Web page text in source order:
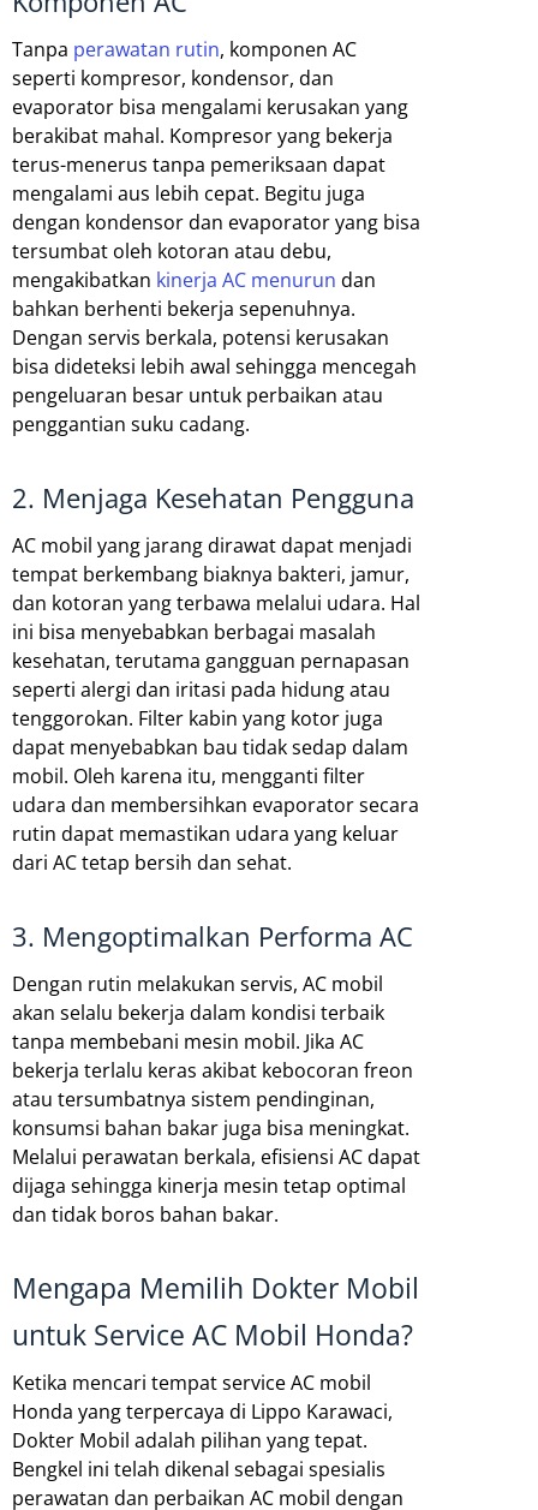
Tanpa perawatan rutin, komponen AC
seperti kompresor, kondensor, dan
evaporator bisa mengalami kerusakan yang
berakibat mahal. Kompresor yang bekerja
terus-menerus tanpa pemeriksaan dapat
mengalami aus lebih cepat. Begitu juga
dengan kondensor dan evaporator yang bisa
tersumbat oleh kotoran atau debu,
mengakibatkan kinerja AC menurun dan
bahkan berhenti bekerja sepenuhnya.
Dengan servis berkala, potensi kerusakan
bisa dideteksi lebih awal sehingga mencegah
pengeluaran besar untuk perbaikan atau
penggantian suku cadang.
2. Menjaga Kesehatan Pengguna
AC mobil yang jarang dirawat dapat menjadi
tempat berkembang biaknya bakteri, jamur,
dan kotoran yang terbawa melalui udara. Hal
ini bisa menyebabkan berbagai masalah
kesehatan, terutama gangguan pernapasan
seperti alergi dan iritasi pada hidung atau
tenggorokan. Filter kabin yang kotor juga
dapat menyebabkan bau tidak sedap dalam
mobil. Oleh karena itu, mengganti filter
udara dan membersihkan evaporator secara
rutin dapat memastikan udara yang keluar
dari AC tetap bersih dan sehat.
3. Mengoptimalkan Performa AC
Dengan rutin melakukan servis, AC mobil
akan selalu bekerja dalam kondisi terbaik
tanpa membebani mesin mobil. Jika AC
bekerja terlalu keras akibat kebocoran freon
atau tersumbatnya sistem pendinginan,
konsumsi bahan bakar juga bisa meningkat.
Melalui perawatan berkala, efisiensi AC dapat
dijaga sehingga kinerja mesin tetap optimal
dan tidak boros bahan bakar.
Mengapa Memilih Dokter Mobil
untuk Service AC Mobil Honda?
Ketika mencari tempat service AC mobil
Honda yang terpercaya di Lippo Karawaci,
Dokter Mobil adalah pilihan yang tepat.
Bengkel ini telah dikenal sebagai spesialis
perawatan dan perbaikan AC mobil dengan